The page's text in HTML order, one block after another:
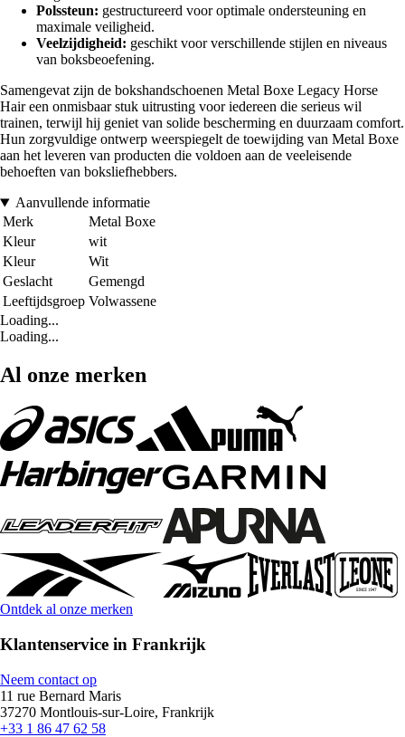
Polssteun: gestructureerd voor optimale ondersteuning en
maximale veiligheid.
Veelzijdigheid: geschikt voor verschillende stijlen en niveaus
van boksbeoefening.
Samengevat zijn de bokshandschoenen Metal Boxe Legacy Horse
Hair een onmisbaar stuk uitrusting voor iedereen die serieus wil
trainen, terwijl hij geniet van solide bescherming en duurzaam comfort.
Hun zorgvuldige ontwerp weerspiegelt de toewijding van Metal Boxe
aan het leveren van producten die voldoen aan de veeleisende
behoeften van boksliefhebbers.
Aanvullende informatie
Merk
Metal Boxe
Kleur
wit
Kleur
Wit
Geslacht
Gemengd
Leeftijdsgroep Volwassene
Loading...
Loading...
Al onze merken
Ontdek al onze merken
Klantenservice in Frankrijk
Neem contact op
11 rue Bernard Maris
37270 Montlouis-sur-Loire, Frankrijk
+33 1 86 47 62 58